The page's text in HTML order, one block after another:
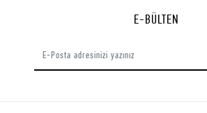
E-BÜLTEN